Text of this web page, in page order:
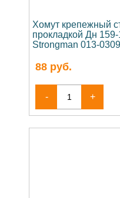
Хомут крепежный
прокладкой Дн
Strongman 013-0309
88 руб.
- +